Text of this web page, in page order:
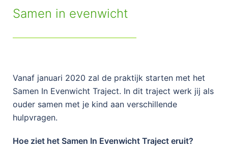
Samen in evenwicht
Vanaf januari 2020 zal de praktijk starten met het
Samen In Evenwicht Traject. In dit traject werk jij als
ouder samen met je kind aan verschillende
hulpvragen.
Hoe ziet het Samen In Evenwicht Traject eruit?